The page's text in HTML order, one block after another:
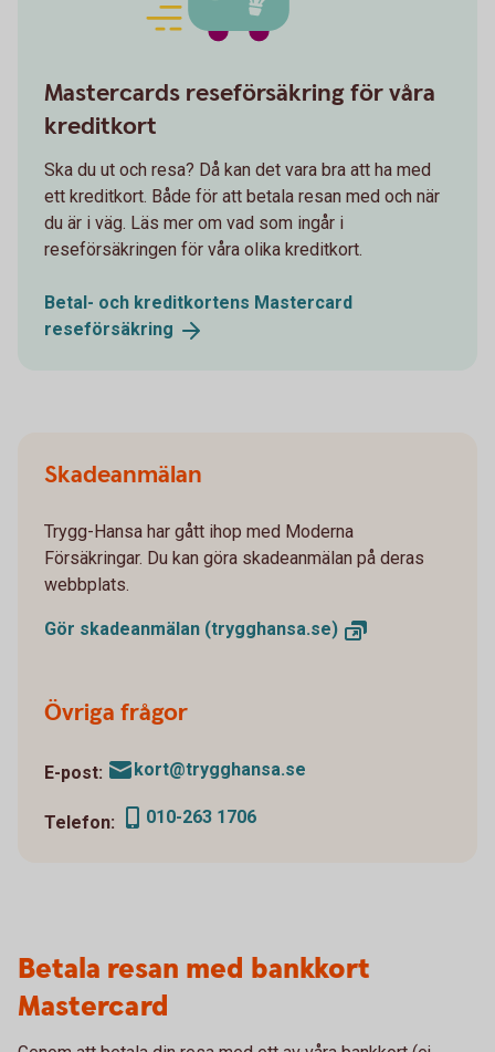
Mastercards reseförsäkring för våra
kreditkort
Ska du ut och resa? Då kan det vara bra att ha med
ett kreditkort. Både för att betala resan med och när
du är i väg. Läs mer om vad som ingår i
reseförsäkringen för våra olika kreditkort.
Betal- och kreditkortens Mastercard
reseförsäkring
Skadeanmälan
Trygg-Hansa har gått ihop med Moderna
Försäkringar. Du kan göra skadeanmälan på deras
webbplats.
Gör skadeanmälan (trygghansa.se)
Övriga frågor
E-post: kort@trygghansa.se
Telefon: 010-263 1706
Betala resan med bankkort
Mastercard